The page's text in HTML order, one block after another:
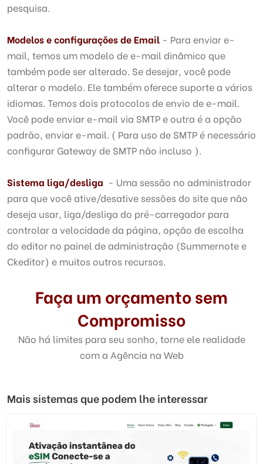
pesquisa.
Modelos e configurações de Email - Para enviar e-
mail, temos um modelo de e-mail dinâmico que
também pode ser alterado. Se desejar, você pode
alterar o modelo. Ele também oferece suporte a vários
idiomas. Temos dois protocolos de envio de e-mail.
Você pode enviar e-mail via SMTP e outra é a opção
padrão, enviar e-mail. ( Para uso de SMTP é necessário
configurar Gateway de SMTP não incluso ).
Sistema liga/desliga - Uma sessão no administrador
para que você ative/desative sessões do site que não
deseja usar, liga/desliga do pré-carregador para
controlar a velocidade da página, opção de escolha
do editor no painel de administração (Summernote e
Ckeditor) e muitos outros recursos.
Faça um orçamento sem
Compromisso
Não há limites para seu sonho, torne ele realidade
com a Agência na Web
Mais sistemas que podem lhe interessar